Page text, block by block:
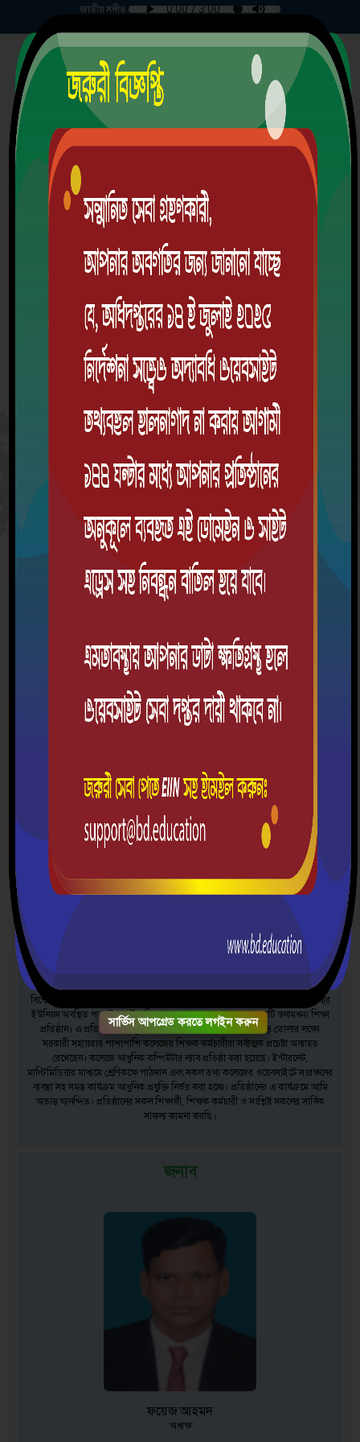
জাতীয় সঙ্গীত
পতনঊষার উচ্চ বিদ্যালয় ও কলেজ
পতনঊষার, ডাকঘরঃপতনঊষার, উপজেলাঃ কমলগঞ্জ,জেলাঃ মৌলভীবাজার।
স্থাপিতঃ ০১-০১-১৯৬৭ খ্রিঃ
EIIN: 129594 | MPO Code: 1302011301
ডাউনলোড অ্যাপ লগইন অ্যালামনাই
প্রশাসনিক
জনাব
আধুনিক জাতি গঠনে তথ্য ও যোগাযোগ প্রযুক্তি ব্যবহারের বিকল্প নেই। তাই বর্তমানে
সরকার ডিজিটাল বাংলাদেশ গড়ার মহাপরিকল্পনা হাতে নিয়েছে এবং এরই ধারাবাহিকতায়
সমগ্র দেশের সরকারী বেসরকারী বিভিন্ন দপ্তরসহ সকল শিক্ষাপ্রতিষ্ঠানে তথ্য ও যোগাযোগ
প্রযুক্তির ব্যবহার নিশ্চিত করা হচ্ছে। এটা দেশ ও জাতির জন্য বড় এক অগ্রগতি। উন্নত
বিশ্বের সাথে আমরা আজ তাল মিলিয়ে চলতে সক্ষম হচ্ছি। কমলগঞ্জ উপজেলার পতনঊষার
ইউনিয়ন অবস্থিত পতনঊষার উচ্চ বিদ্যালয় ও কলেজ অত্র এলাকার একটি স্বনামধন্য শিক্ষা
প্রতিষ্ঠান। এ প্রতিষ্ঠানকে সম্পূর্ণ ডিজিটাল শিক্ষা প্রতিষ্ঠান হিসাবে গড়ে তোলার লক্ষ্যে
সরকারী সহায়তার পাশাপাশি কলেজের শিক্ষক কর্মচারীরা সর্বাত্মক প্রচেষ্টা অব্যাহত
রেখেছেন। কলেজে আধুনিক কম্পিউটার ল্যাব প্রতিষ্ঠা করা হয়েছে। ইন্টারনেট,
মাল্টিমিডিয়ার মাধ্যমে শ্রেণিকক্ষে পাঠদান এবং সকল তথ্য কলেজের ওয়েবসাইটে সংরক্ষনের
ব্যবস্থা সহ সমস্ত কার্যক্রম আধুনিক প্রযুক্তি নির্ভর করা হচ্ছে। প্রতিষ্ঠানের এ কার্যক্রমে আমি
অত্যন্ত আনন্দিত। প্রতিষ্ঠানের সকল শিক্ষার্থী, শিক্ষক কর্মচারী ও সংশ্লিষ্ট সকলের সার্বিক
সাফল্য কামনা করছি।
জনাব
ফয়েজ আহমদ
অধ্যক্ষ
সার্ভিস আপগ্রেড করতে লগইন করুন